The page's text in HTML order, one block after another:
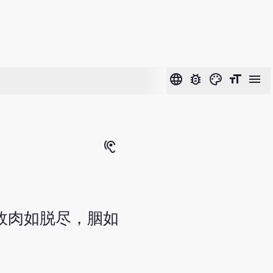
language bug_report color_lens format_size menu
hearing
肉如脱尽，胭如